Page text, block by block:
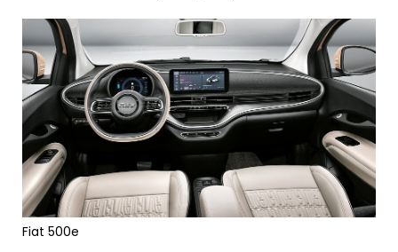
Fiat 500e